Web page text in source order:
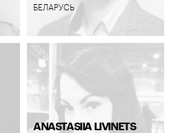
БЕЛАРУСЬ
ANASTASIIA LIVINETS